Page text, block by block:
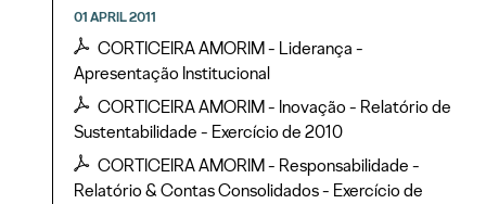
01 APRIL 2011
CORTICEIRA AMORIM - Liderança -
Apresentação Institucional
CORTICEIRA AMORIM - Inovação - Relatório de
Sustentabilidade - Exercício de 2010
CORTICEIRA AMORIM - Responsabilidade -
Relatório & Contas Consolidados - Exercício de